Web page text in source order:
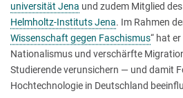
universität Jena und zudem Mitglied
Helmholtz-Instituts Jena. Im Rahmen
Wissenschaft gegen Faschismus“ hat
Nationalismus und verschärfte
Studierende verunsichern — und damit
Hochtechnologie in Deutschland